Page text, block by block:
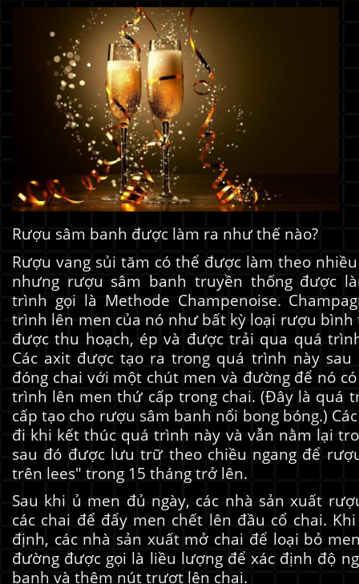
Rượu sâm banh được làm ra như thế nào?
Rượu vang sủi tăm có thể được làm theo
nhưng rượu sâm banh truyền thống được
trình gọi là Methode Champenoise.
trình lên men của nó như bất kỳ loại rượu bình
được thu hoạch, ép và được trải qua quá
Các axit được tạo ra trong quá trình này
đóng chai với một chút men và đường để nó
trình lên men thứ cấp trong chai. (Đây là quá
cấp tạo cho rượu sâm banh nổi bong bóng.)
đi khi kết thúc quá trình này và vẫn nằm lại
sau đó được lưu trữ theo chiều ngang để
trên lees" trong 15 tháng trở lên.
Sau khi ủ men đủ ngày, các nhà sản xuất
các chai để đẩy men chết lên đầu cổ chai.
định, các nhà sản xuất mở chai để loại bỏ
đường được gọi là liều lượng để xác định độ
banh và thêm nút trượt lên chai.